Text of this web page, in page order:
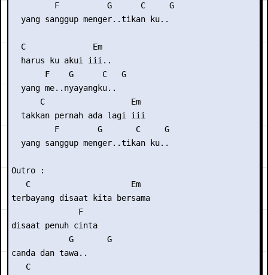
         F          G      C     G
  yang sanggup menger..tikan ku..
  C              Em
  harus ku akui iii..
       F    G      C   G
  yang me..nyayangku..
      C                  Em
  takkan pernah ada lagi iii
         F        G       C     G
  yang sanggup menger..tikan ku..
Outro :
   C                     Em
terbayang disaat kita bersama
              F
disaat penuh cinta
            G       G
canda dan tawa..
   C